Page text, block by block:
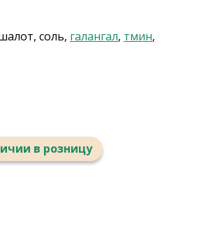
соль, галангал, тмин,
в розницу